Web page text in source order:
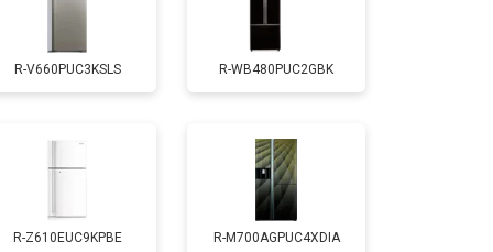
4750 ₽ Заказать
Заказать
2550 ₽
R-V660PUC3KSLS R-WB480PUC2GBK
R-Z610EUC9KPBE R-M700AGPUC4XDIA